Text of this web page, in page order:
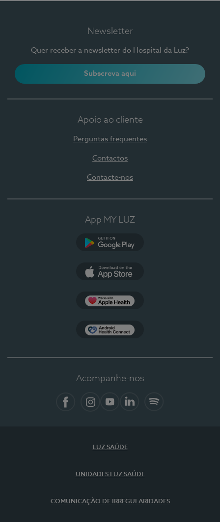
Newsletter
Quer receber a newsletter do Hospital da Luz?
Subscreva aqui
Apoio ao cliente
Perguntas frequentes
Contactos
Contacte-nos
App MY LUZ
Acompanhe-nos
LUZ SAÚDE
UNIDADES LUZ SAÚDE
COMUNICAÇÃO DE IRREGULARIDADES